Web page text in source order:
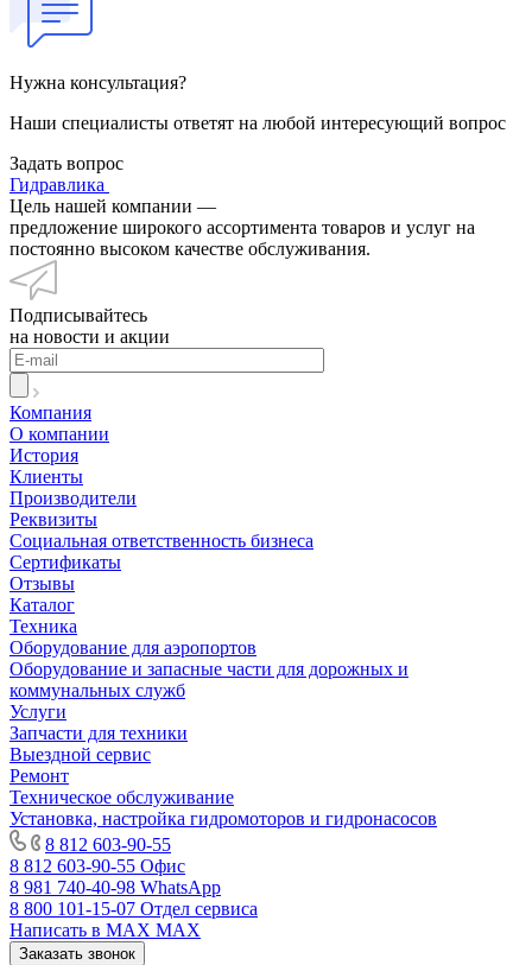
Нужна консультация?
Наши специалисты ответят на любой интересующий вопрос
Задать вопрос
Гидравлика
Цель нашей компании —
предложение широкого ассортимента товаров и услуг на
постоянно высоком качестве обслуживания.
Подписывайтесь
на новости и акции
Компания
О компании
История
Клиенты
Производители
Реквизиты
Социальная ответственность бизнеса
Сертификаты
Отзывы
Каталог
Техника
Оборудование для аэропортов
Оборудование и запасные части для дорожных и
коммунальных служб
Услуги
Запчасти для техники
Выездной сервис
Ремонт
Техническое обслуживание
Установка, настройка гидромоторов и гидронасосов
8 812 603-90-55
8 812 603-90-55 Офис
8 981 740-40-98 WhatsApp
8 800 101-15-07 Отдел сервиса
Написать в MAX MAX
Заказать звонок